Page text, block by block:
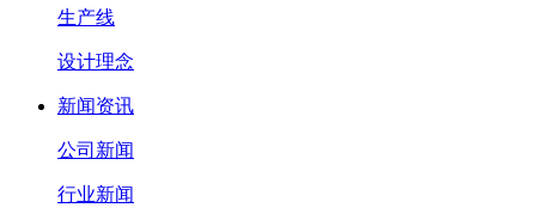
生产线
设计理念
新闻资讯
公司新闻
行业新闻